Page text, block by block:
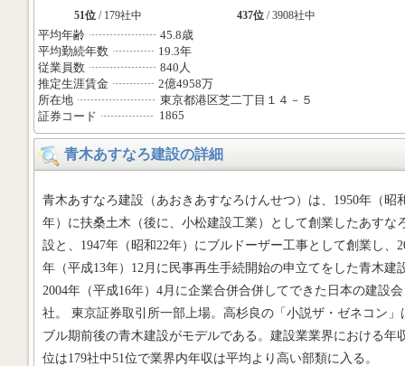
51位 / 179社中
437位 / 3908社中
平均年齢
45.8歳
平均勤続年数
19.3年
従業員数
840人
推定生涯賃金
2億4958万
所在地
東京都港区芝二丁目１４－５
証券コード
1865
青木あすなろ建設の詳細
青木あすなろ建設（あおきあすなろけんせつ）は、1950年（昭
年）に扶桑土木（後に、小松建設工業）として創業したあすな
設と、1947年（昭和22年）にブルドーザー工事として創業し、
年（平成13年）12月に民事再生手続開始の申立てをした青木建
2004年（平成16年）4月に企業合併合併してできた日本の建設会
社。 東京証券取引所一部上場。高杉良の「小説ザ・ゼネコン」
ブル期前後の青木建設がモデルである。建設業業界における年
位は179社中51位で業界内年収は平均より高い部類に入る。